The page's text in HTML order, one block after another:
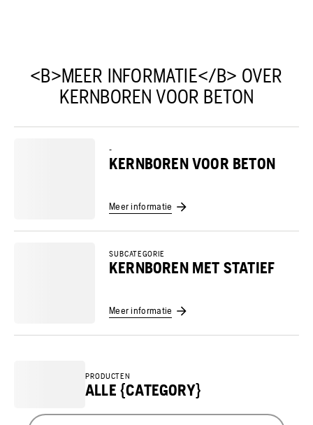
<B>MEER INFORMATIE</B> OVER
KERNBOREN VOOR BETON
-
KERNBOREN VOOR BETON
Meer informatie
SUBCATEGORIE
KERNBOREN MET STATIEF
Meer informatie
PRODUCTEN
ALLE {CATEGORY}